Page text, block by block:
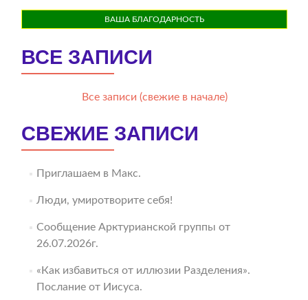
ВАША БЛАГОДАРНОСТЬ
ВСЕ ЗАПИСИ
Все записи (свежие в начале)
СВЕЖИЕ ЗАПИСИ
Приглашаем в Макс.
Люди, умиротворите себя!
Сообщение Арктурианской группы от
26.07.2026г.
«Как избавиться от иллюзии Разделения».
Послание от Иисуса.